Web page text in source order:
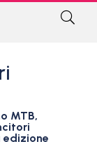
MTB,
edizione